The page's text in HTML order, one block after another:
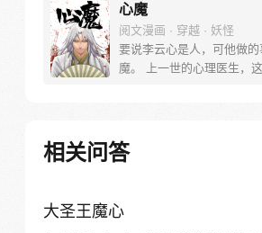
心魔
阅文漫画 · 穿越 · 妖怪
要说李云心是人，可他做的
魔。 上一世的心理医生，这
棋子。 就连拿人魂魄的黑白
也要问一句：食人心魔何处
相关问答
大圣王魔心